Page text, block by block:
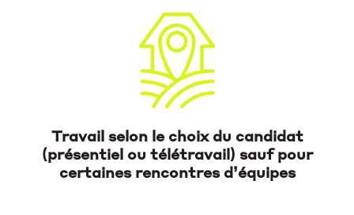
Travail selon le choix du candidat
(présentiel ou télétravail) sauf pour
certaines rencontres d’équipes